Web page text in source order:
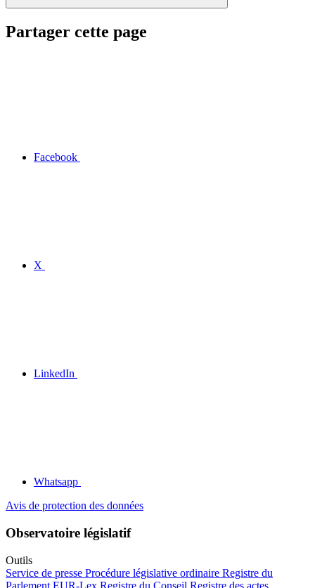
Partager cette page
Facebook
X
LinkedIn
Whatsapp
Avis de protection des données
Observatoire législatif
Outils
Service de presse Procédure législative ordinaire Registre du
Parlement EUR-Lex Registre du Conseil Registre des actes